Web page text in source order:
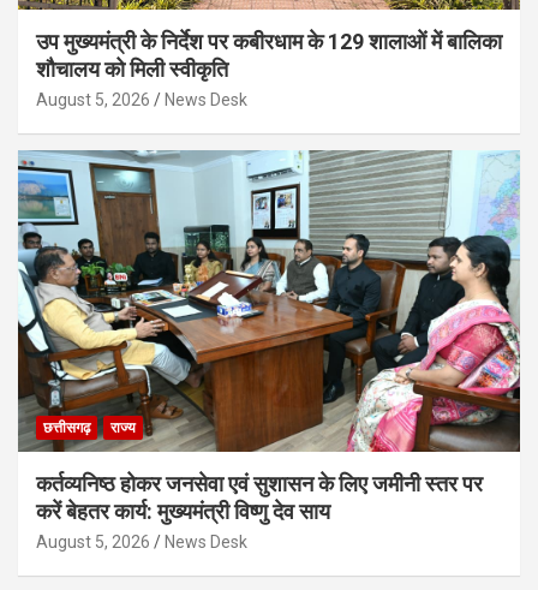
उप मुख्यमंत्री के निर्देश पर कबीरधाम के 129 शालाओं में बालिका
शौचालय को मिली स्वीकृति
August 5, 2026 News Desk
छत्तीसगढ़ राज्य
कर्तव्यनिष्ठ होकर जनसेवा एवं सुशासन के लिए जमीनी स्तर पर
करें बेहतर कार्य: मुख्यमंत्री विष्णु देव साय
August 5, 2026 News Desk